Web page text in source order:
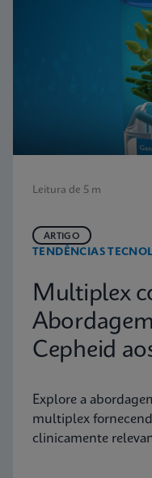
Leitura de 5 m
TENDÊNCIAS
ARTIGO
Multiplex
Cepheid
Explore a
multiplex
clinicamente